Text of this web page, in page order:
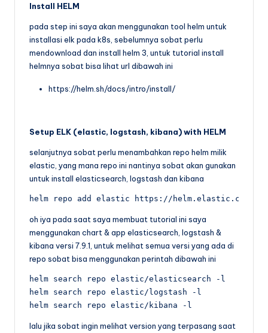
Install HELM
pada step ini saya akan menggunakan tool helm untuk
installasi elk pada k8s, sebelumnya sobat perlu
mendownload dan install helm 3, untuk tutorial install
helmnya sobat bisa lihat url dibawah ini
https://helm.sh/docs/intro/install/
Setup ELK (elastic, logstash, kibana) with HELM
selanjutnya sobat perlu menambahkan repo helm milik
elastic, yang mana repo ini nantinya sobat akan gunakan
untuk install elasticsearch, logstash dan kibana
helm repo add elastic https://helm.elastic.co
oh iya pada saat saya membuat tutorial ini saya
menggunakan chart & app elasticsearch, logstash &
kibana versi 7.9.1, untuk melihat semua versi yang ada di
repo sobat bisa menggunakan perintah dibawah ini
helm search repo elastic/elasticsearch -l
helm search repo elastic/logstash -l
helm search repo elastic/kibana -l
lalu jika sobat ingin melihat version yang terpasang saat